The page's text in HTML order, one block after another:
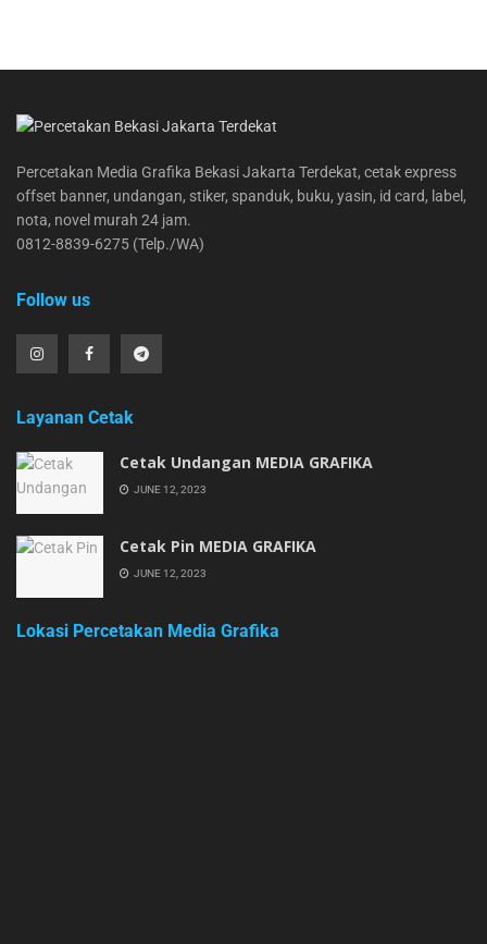
Percetakan Media Grafika Bekasi Jakarta Terdekat, cetak express
offset banner, undangan, stiker, spanduk, buku, yasin, id card, label,
nota, novel murah 24 jam.
0812-8839-6275 (Telp./WA)
Follow us
Layanan Cetak
Cetak Undangan MEDIA GRAFIKA
JUNE 12, 2023
Cetak Pin MEDIA GRAFIKA
JUNE 12, 2023
Lokasi Percetakan Media Grafika